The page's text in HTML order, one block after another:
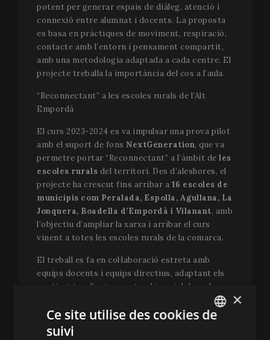
potent per generar espais de diàleg, atenció i
connexió entre alumnat i docents. La proposta
es basa en pràctiques de moviment, respiració,
contacte amb l’entorn i pensament compartit,
amb una metodologia adaptada a cada centre. El
projecte treballa la importància del cos a l’aula.
“Reconnectant” a les escoles rurals de l’Alt
Empordà
El curs 2023-2024 es va impulsar una prova pilot
amb el suport de fons NextGeneration, que va
permetre portar “Reconnectant” a l’àmbit de les
escoles rurals del territori. Des d’aleshores, el
projecte ha crescut fins arribar a 16 escoles de
municipis com Peralada, Espolla, Agullana, La
Jonquera, Boadella d’Empordà i Vilanant, amb
l’objectiu d’ampliar la xarxa i arribar el curs
vinent a totes les escoles rurals de la comarca.
El treball es fa en col·laboració estreta amb
equips docents i equips directius, adaptant els
continguts a l’entorn natural i social de cada
escola. El projecte aposta per revaloritzar el
paisatge, l’arrelament i el treball corporal com a
eines de cohesió i benestar dins l’aula.
×
Ce site utilise des cookies de
suivi